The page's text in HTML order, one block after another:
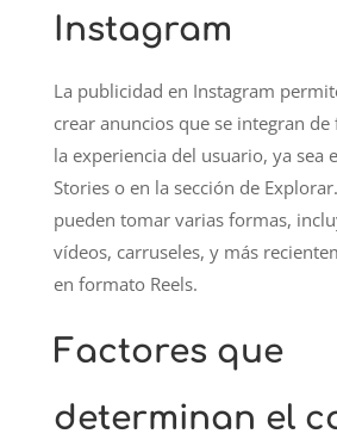
Instagram
La publicidad en Instagram
crear anuncios que se integran
la experiencia del usuario, ya sea
Stories o en la sección de
pueden tomar varias formas,
vídeos, carruseles, y más
en formato Reels.
Factores que
determinan el